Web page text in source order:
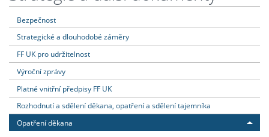
Bezpečnost
Strategické a dlouhodobé záměry
FF UK pro udržitelnost
Výroční zprávy
Platné vnitřní předpisy FF UK
Rozhodnutí a sdělení děkana, opatření a sdělení tajemníka
Opatření děkana